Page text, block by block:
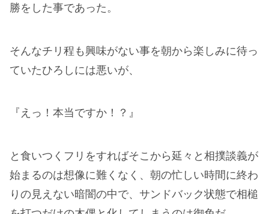
勝をした事であった。
そんなチリ程も興味がない事を朝から楽しみに待っ
ていたひろしには悪いが、
『えっ！本当ですか！？』
と食いつくフリをすればそこから延々と相撲談義が
始まるのは想像に難くなく、朝の忙しい時間に終わ
りの見えない暗闇の中で、サンドバック状態で相槌